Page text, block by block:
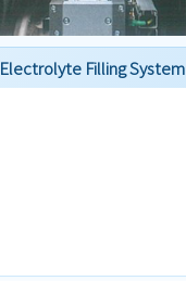
Electrolyte Filling System